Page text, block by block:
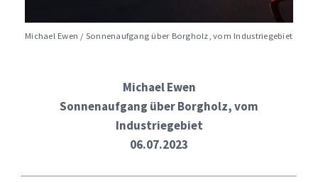
Michael Ewen / Sonnenaufgang über Borgholz, vom Industriegebiet
Michael Ewen
Sonnenaufgang über Borgholz, vom
Industriegebiet
06.07.2023